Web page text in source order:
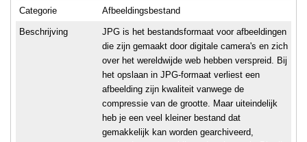
Categorie Afbeeldingsbestand
Beschrijving
JPG is het bestandsformaat voor afbeeldingen
die zijn gemaakt door digitale camera's en zich
over het wereldwijde web hebben verspreid. Bij
het opslaan in JPG-formaat verliest een
afbeelding zijn kwaliteit vanwege de
compressie van de grootte. Maar uiteindelijk
heb je een veel kleiner bestand dat
gemakkelijk kan worden gearchiveerd,